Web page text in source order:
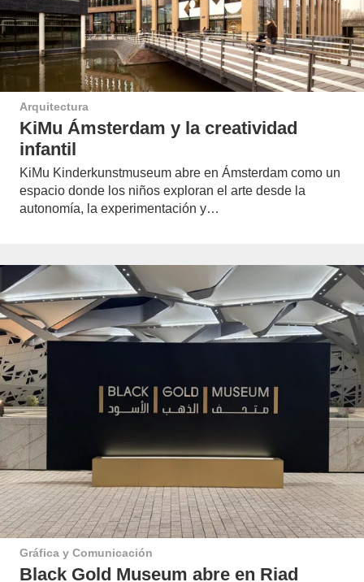
Arquitectura
KiMu Ámsterdam y la creatividad
infantil
KiMu Kinderkunstmuseum abre en Ámsterdam como un
espacio donde los niños exploran el arte desde la
autonomía, la experimentación y…
Gráfica y Comunicación
Black Gold Museum abre en Riad